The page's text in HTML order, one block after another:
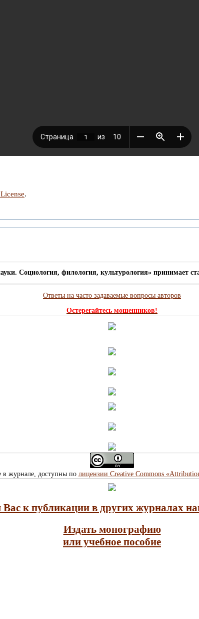
.
Социология, филология, культурология» принимает
Ответы на часто задаваемые вопросы авторов
Остерегайтесь мошенников!
в журнале, доступны по лицензии Creative Commons
к публикации в других журналах
Издать монографию
или учебное пособие